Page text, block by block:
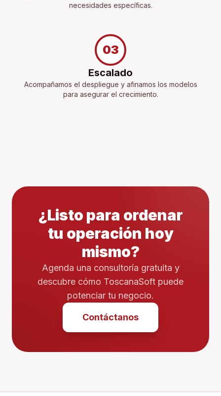
necesidades específicas.
03
Escalado
Acompañamos el despliegue y afinamos los modelos
para asegurar el crecimiento.
¿Listo para ordenar
tu operación hoy
mismo?
Agenda una consultoría gratuita y
descubre cómo ToscanaSoft puede
potenciar tu negocio.
Contáctanos